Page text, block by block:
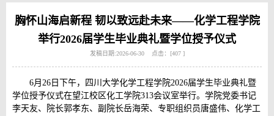
胸怀山海启新程 韧以致远赴未来——化学工程学院
举行2026届学生毕业典礼暨学位授予仪式
发稿日期:2026-06-30 点击：[407 ]
6月26日下午，四川大学化学工程学院2026届学生毕业典礼暨
学位授予仪式在望江校区化工学院313会议室举行。学院党委书记
李天友、院长郭孝东、副院长岳海荣、专职组织员唐盛伟、化学工